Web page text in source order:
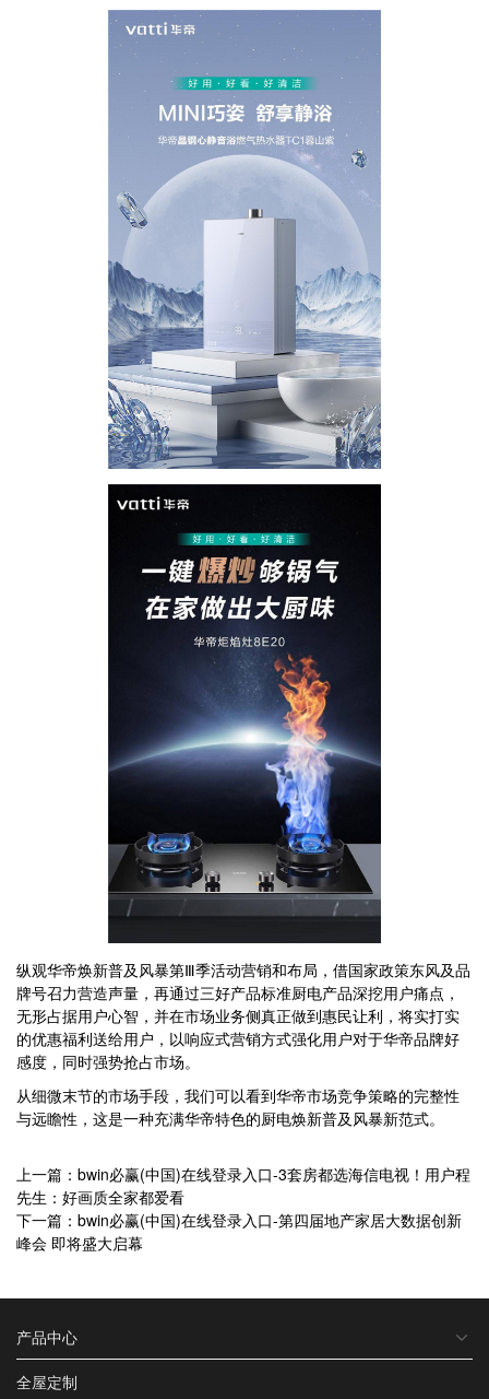
纵观华帝焕新普及风暴第Ⅲ季活动营销和布局，借国家政策东风及品
牌号召力营造声量，再通过三好产品标准厨电产品深挖用户痛点，
无形占据用户心智，并在市场业务侧真正做到惠民让利，将实打实
的优惠福利送给用户，以响应式营销方式强化用户对于华帝品牌好
感度，同时强势抢占市场。
从细微末节的市场手段，我们可以看到华帝市场竞争策略的完整性
与远瞻性，这是一种充满华帝特色的厨电焕新普及风暴新范式。
上一篇：bwin必赢(中国)在线登录入口-3套房都选海信电视！用户程
先生：好画质全家都爱看
下一篇：bwin必赢(中国)在线登录入口-第四届地产家居大数据创新
峰会 即将盛大启幕
产品中心
全屋定制